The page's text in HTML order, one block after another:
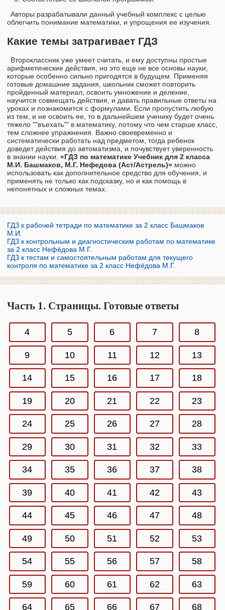
Авторы разрабатывали данный учебный комплекс с целью
облегчить понимание математики, и упрощения ее изучения.
Какие темы затрагивает ГДЗ
Второклассник уже умеет считать, и ему доступны простые
арифметические действия, но это еще не все основы науки,
которые особенно сильно пригодятся в будущем. Применяя
готовые домашние задания, школьник сможет повторить
пройденный материал, освоить умножение и деление,
научится совмещать действия, и давать правильные ответы на
уроках и познакомится с формулами. Если пропустить любую
из тем, и не освоить ее, то в дальнейшем ученику будет очень
тяжело ""въехать"" в математику, потому что чем старше класс,
тем сложнее упражнения. Важно своевременно и
систематически работать над предметом, тогда ребенок
доведет действия до автоматизма, и почувствует уверенность
в знании науки. «ГДЗ по математике Учебник для 2 класса
М.И. Башмаков, М.Г. Нефедова (Аст/Астрель)» можно
использовать как дополнительное средство для обучения, и
применять не только как подсказку, но и как помощь в
непонятных и сложных темах.
ГДЗ к рабочей тетради по математике за 2 класс Башмаков
М.И.
ГДЗ к контрольным и диагностическим работам по математике
за 2 класс Нефёдова М.Г.
ГДЗ к тестам и самостоятельным работам для текущего
контроля по математике за 2 класс Нефёдова М.Г.
Часть 1. Страницы. Готовые ответы
4 5 6 7 8
9 10 11 12 13
14 15 16 17 18
19 20 21 22 23
24 25 26 27 28
29 30 31 32 33
34 35 36 37 38
39 40 41 42 43
44 45 46 47 48
49 50 51 52 53
54 55 56 57 58
59 60 61 62 63
64 65 66 67 68